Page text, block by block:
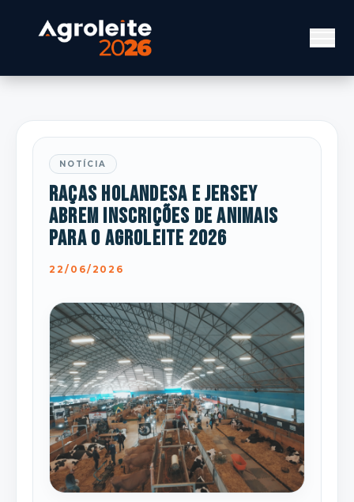
NOTÍCIA
Raças Holandesa e Jersey
abrem inscrições de animais
para o Agroleite 2026
22/06/2026